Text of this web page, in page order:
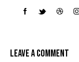
LEAVE A COMMENT